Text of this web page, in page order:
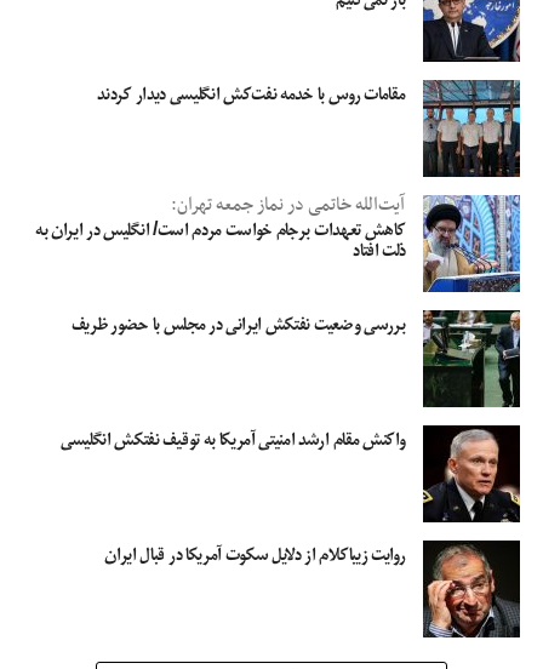
مقامات روس با خدمه نفت‌کش انگلیسی دیدار کردند
آیت‌الله خاتمی در نماز جمعه تهران:
کاهش تعهدات برجام خواست مردم است/ انگلیس در ایران به
ذلت افتاد
بررسی وضعیت نفتکش ایرانی در مجلس با حضور ظریف
واکنش مقام ارشد امنیتی آمریکا به توقیف نفتکش انگلیسی
روایت زیباکلام از دلایل سکوت آمریکا در قبال ایران